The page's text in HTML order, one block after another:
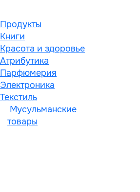
Продукты
Книги
Красота и здоровье
Атрибутика
Парфюмерия
Электроника
Текстиль
Мусульманские
товары